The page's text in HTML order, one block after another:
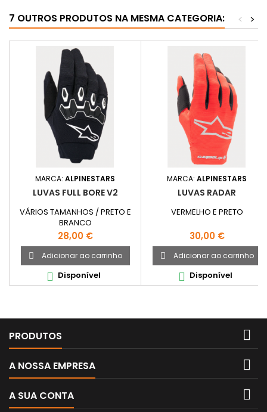
7 OUTROS PRODUTOS NA MESMA CATEGORIA: >
<
MARCA: ALPINESTARS
LUVAS FULL BORE V2
VÁRIOS TAMANHOS / PRETO E
BRANCO
Preço
28,00 €
 Adicionar ao carrinho
 Disponível
MARCA: ALPINESTARS
LUVAS RADAR
VERMELHO E PRETO
Preço
30,00 €
 Adicionar ao carrinho
 Disponível
PRODUTOS 
A NOSSA EMPRESA 
A SUA CONTA 